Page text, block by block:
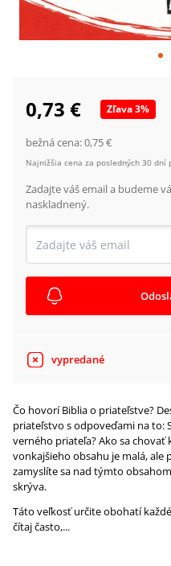
0,73 € Zľava3%
bežná cena:0,75 €
Najnižšia cena za posledných 30 dní
Zadajte váš email a budeme
naskladnený.
vypredané
Čo hovorí Biblia o priateľstve?
priateľstvo s odpoveďami na to:
verného priateľa? Ako sa chovať
vonkajšieho obsahu je malá, ale
zamyslíte sa nad týmto
skrýva.
Táto veľkosť určite obohatí
čítaj často,...